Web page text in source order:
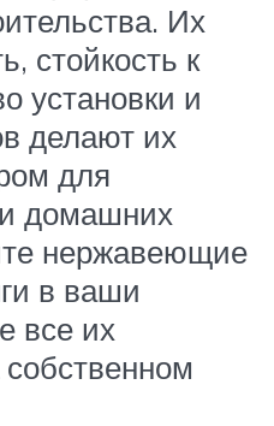
Их
стойкость к
установки и
делают их
для
домашних
нержавеющие
в ваши
все их